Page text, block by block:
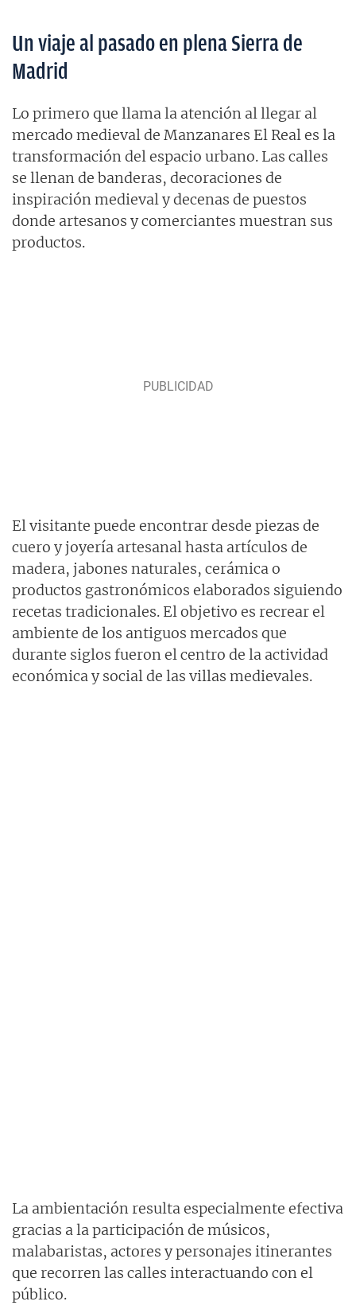
Un viaje al pasado en plena Sierra de
Madrid
Lo primero que llama la atención al llegar al
mercado medieval de Manzanares El Real es la
transformación del espacio urbano. Las calles
se llenan de banderas, decoraciones de
inspiración medieval y decenas de puestos
donde artesanos y comerciantes muestran sus
productos.
El visitante puede encontrar desde piezas de
cuero y joyería artesanal hasta artículos de
madera, jabones naturales, cerámica o
productos gastronómicos elaborados siguiendo
recetas tradicionales. El objetivo es recrear el
ambiente de los antiguos mercados que
durante siglos fueron el centro de la actividad
económica y social de las villas medievales.
La ambientación resulta especialmente efectiva
gracias a la participación de músicos,
malabaristas, actores y personajes itinerantes
que recorren las calles interactuando con el
público.